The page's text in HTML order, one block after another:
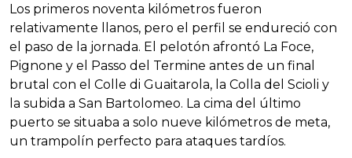
Los primeros noventa kilómetros fueron
relativamente llanos, pero el perfil se endureció con
el paso de la jornada. El pelotón afrontó La Foce,
Pignone y el Passo del Termine antes de un final
brutal con el Colle di Guaitarola, la Colla del Scioli y
la subida a San Bartolomeo. La cima del último
puerto se situaba a solo nueve kilómetros de meta,
un trampolín perfecto para ataques tardíos.